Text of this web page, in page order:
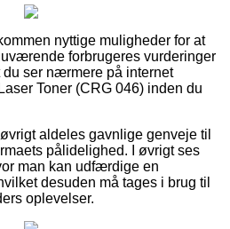
nyttige muligheder for at
forbrugeres vurderinger
du ser nærmere på internet
Toner (CRG 046) inden du
aldeles gavnlige genveje til
pålidelighed. I øvrigt ses
man kan udfærdige en
desuden må tages i brug til
oplevelser.